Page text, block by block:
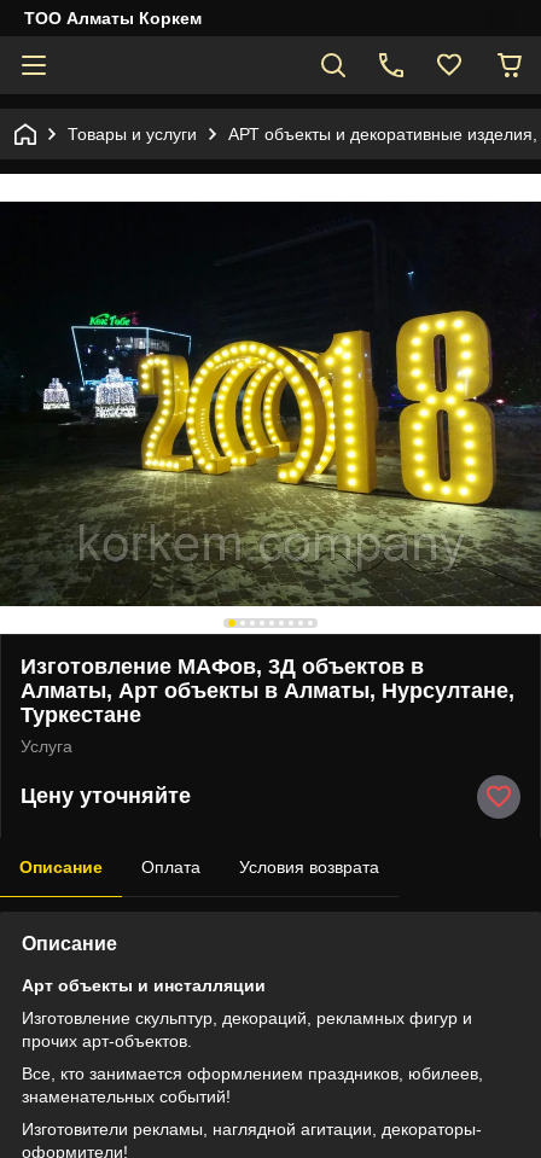
ТОО Алматы Коркем
Товары и услуги АРТ объекты и декоративные
Изготовление МАФов, 3Д объектов в
Алматы, Арт объекты в Алматы, Нурсултане,
Туркестане
Услуга
Цену уточняйте
Описание Оплата Условия возврата
Описание
Арт объекты и инсталляции
Изготовление скульптур, декораций, рекламных фигур и
прочих арт-объектов.
Все, кто занимается оформлением праздников, юбилеев,
знаменательных событий!
Изготовители рекламы, наглядной агитации, декораторы-
оформители!